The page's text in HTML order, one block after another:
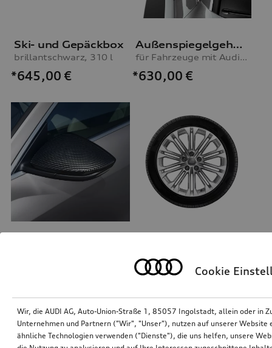
Ski- und Gepäckbox
brillantschwarz, 310 l
*645,00 €
Außenspiegelgehäuse Carbon
für Fahrzeuge mit Audi side assist
*630,00 €
*610,00
Cookie
Wir, die AUDI AG, Auto-Union-Straße 1, 85057 Ingolstadt, allein oder in
Unternehmen und Partnern ("Wir", "Unser"), nutzen auf unserer Website
ähnliche Technologien verwenden ("Dienste"), die uns helfen, unsere